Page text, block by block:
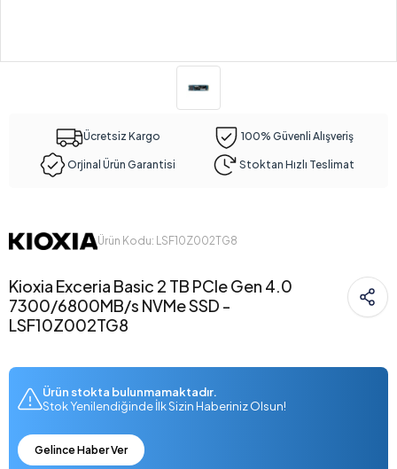
Ücretsiz Kargo 100% Güvenli Alışveriş
Orjinal Ürün Garantisi Stoktan Hızlı Teslimat
Ürün Kodu: LSF10Z002TG8
Kioxia Exceria Basic 2 TB PCIe Gen 4.0
7300/6800MB/s NVMe SSD -
LSF10Z002TG8
Ürün stokta bulunmamaktadır.
Stok Yenilendiğinde İlk Sizin Haberiniz Olsun!
Gelince Haber Ver